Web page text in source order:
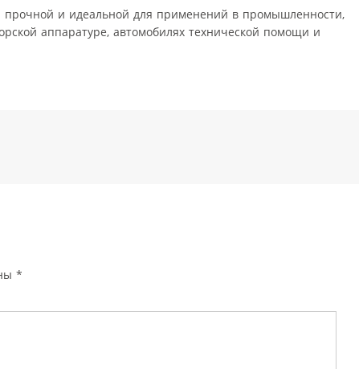
прочной и идеальной для применений в промышленности,
аппаратуре, автомобилях технической помощи и
*